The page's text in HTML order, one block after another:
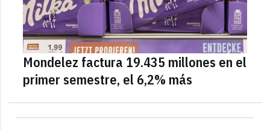
Mondelez factura 19.435 millones en el
primer semestre, el 6,2% más